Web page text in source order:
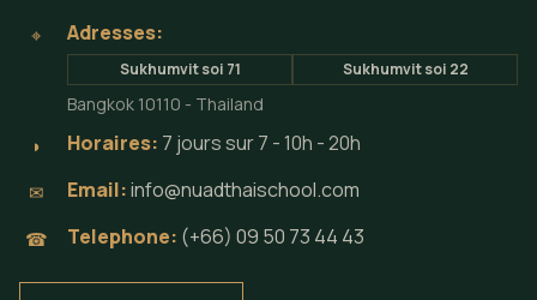
⌖ Adresses:
Sukhumvit soi 71 Sukhumvit soi 22
Bangkok 10110 - Thailand
◗ Horaires: 7 jours sur 7 - 10h - 20h
✉ Email:info@nuadthaischool.com
☎ Telephone: (+66) 09 50 73 44 43